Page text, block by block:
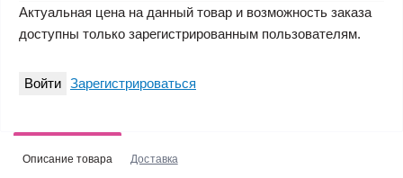
Актуальная цена на данный товар и возможность заказа
доступны только зарегистрированным пользователям.
Войти Зарегистрироваться
Описание товара Доставка